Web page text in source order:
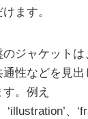
ます。
ジャケット
性などを見
。例え
‘illustration’、